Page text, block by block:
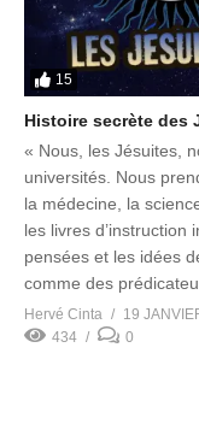
15
Histoire secrète des
« Nous, les Jésuites,
universités. Nous
la médecine, la
les livres d’instruction
pensées et les idées
comme des
Hervé Cinta
19
434
0